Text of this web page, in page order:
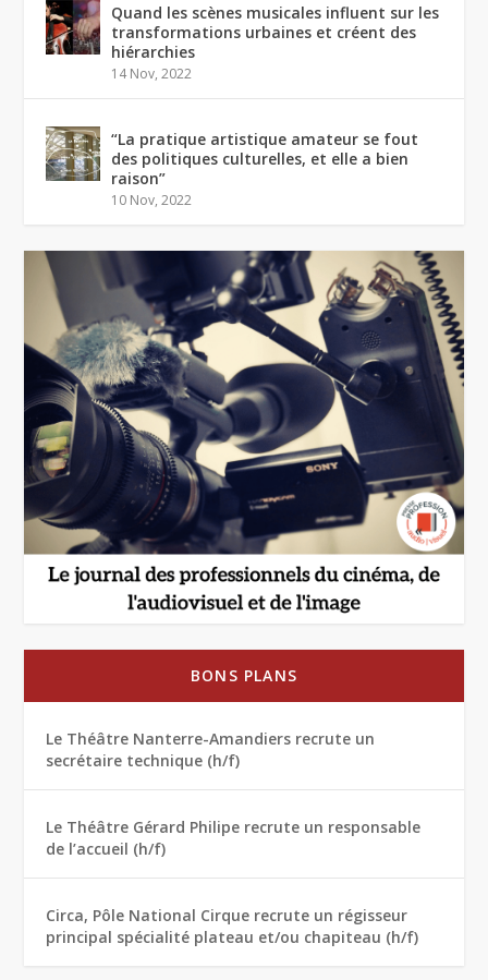
Quand les scènes musicales influent sur les
transformations urbaines et créent des
hiérarchies
14 Nov, 2022
“La pratique artistique amateur se fout
des politiques culturelles, et elle a bien
raison”
10 Nov, 2022
BONS PLANS
Le Théâtre Nanterre-Amandiers recrute un
secrétaire technique (h/f)
Le Théâtre Gérard Philipe recrute un responsable
de l’accueil (h/f)
Circa, Pôle National Cirque recrute un régisseur
principal spécialité plateau et/ou chapiteau (h/f)